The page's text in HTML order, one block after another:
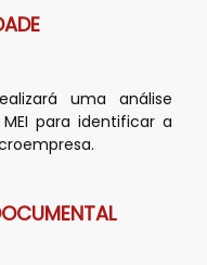
uma análise
para identificar a